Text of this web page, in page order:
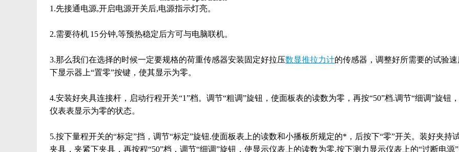
1.先接通电源,开启电源开关后,电源指示灯亮。
2.需要待机 15 分钟,等预热稳定后方可与电脑联机。
3.那么我们在选择的时候一定要规格的荷重传感器安装固定好拉压数显推拉力计的传感器，调整好所需要的试验
下显示器上“置零”按键，使其显示为零。
4.安装好夹具连接杆，启动行程开关“1”档。调节“粗调”旋钮，使面板表的读数为零，再按“50”档.调节“细调”旋钮
仪表表显示为零的状态。
5.按下量程开关的“标定”挡，调节“标定”旋钮.使面板表上的读数和小播板所规定的*，后按下“零”开关。装好夹持
夹具，夹紧下夹具，再按程“50”档，调节“细调”旋钮，使显示仪表上的读数为零.按下测力显示仪表上的“过断电源